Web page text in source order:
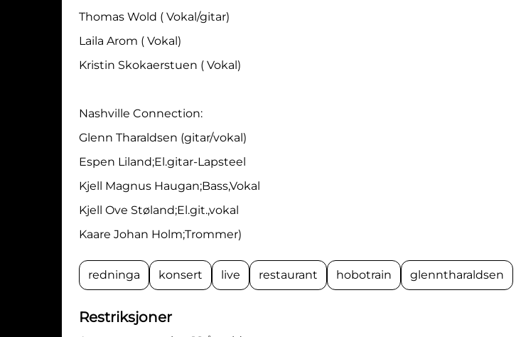
Thomas Wold ( Vokal/gitar)
Laila Arom ( Vokal)
Kristin Skokaerstuen ( Vokal)
Nashville Connection:
Glenn Tharaldsen (gitar/vokal)
Espen Liland;El.gitar-Lapsteel
Kjell Magnus Haugan;Bass,Vokal
Kjell Ove Støland;El.git.,vokal
Kaare Johan Holm;Trommer)
redninga konsert live restaurant hobotrain glenntharaldsen
Restriksjoner